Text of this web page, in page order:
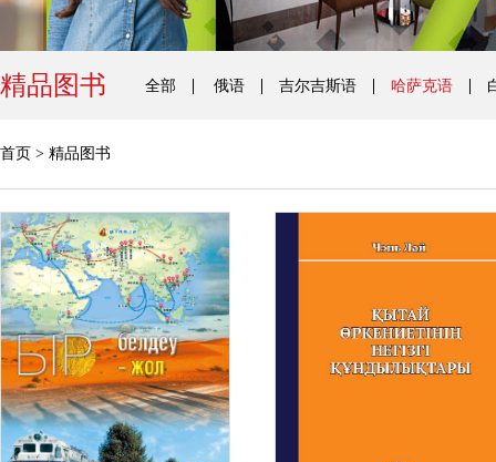
精品图书 全部 俄语 吉尔吉斯语 哈萨克语
首页 > 精品图书